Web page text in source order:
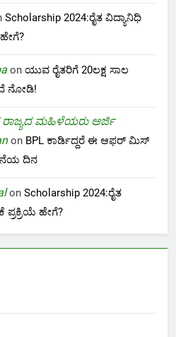
Scholarship 2024:ರೈತ ವಿದ್ಯಾನಿಧಿ
on ಯುವ ರೈತರಿಗೆ 20ಲಕ್ಷ ಸಾಲ
ನೋಡಿ!
ರಾಜ್ಯದ ಮಹಿಳೆಯರು ಅರ್ಜಿ
on BPL ಕಾರ್ಡಿದ್ದರೆ ಈ ಆಫರ್ ಮಿಸ್
ದಿನ
on Scholarship 2024:ರೈತ
ಪ್ರಕ್ರಿಯೆ ಹೇಗೆ?